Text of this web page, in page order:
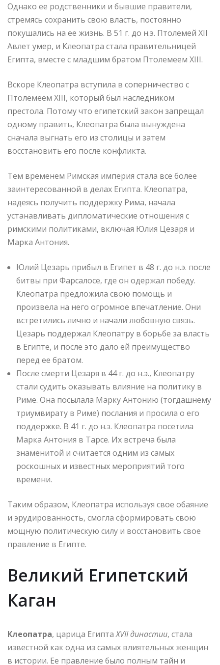
Однако ее родственники и бывшие правители,
стремясь сохранить свою власть, постоянно
покушались на ее жизнь. В 51 г. до н.э. Птолемей XII
Авлет умер, и Клеопатра стала правительницей
Египта, вместе с младшим братом Птолемеем XIII.
Вскоре Клеопатра вступила в соперничество с
Птолемеем XIII, который был наследником
престола. Потому что египетский закон запрещал
одному править, Клеопатра была вынуждена
сначала выгнать его из столицы и затем
восстановить его после конфликта.
Тем временем Римская империя стала все более
заинтересованной в делах Египта. Клеопатра,
надеясь получить поддержку Рима, начала
устанавливать дипломатические отношения с
римскими политиками, включая Юлия Цезаря и
Марка Антония.
Юлий Цезарь прибыл в Египет в 48 г. до н.э. после
битвы при Фарсалосе, где он одержал победу.
Клеопатра предложила свою помощь и
произвела на него огромное впечатление. Они
встретились лично и начали любовную связь.
Цезарь поддержал Клеопатру в борьбе за власть
в Египте, и после это дало ей преимущество
перед ее братом.
После смерти Цезаря в 44 г. до н.э., Клеопатру
стали судить оказывать влияние на политику в
Риме. Она посылала Марку Антонию (тогдашнему
триумвирату в Риме) послания и просила о его
поддержке. В 41 г. до н.э. Клеопатра посетила
Марка Антония в Тарсе. Их встреча была
знаменитой и считается одним из самых
роскошных и известных мероприятий того
времени.
Таким образом, Клеопатра используя свое обаяние
и эрудированность, смогла сформировать свою
мощную политическую силу и восстановить свое
правление в Египте.
Великий Египетский
Каган
Клеопатра, царица ЕгиптаXVII династии, стала
известной как одна из самых влиятельных женщин
в истории. Ее правление было полным тайн и